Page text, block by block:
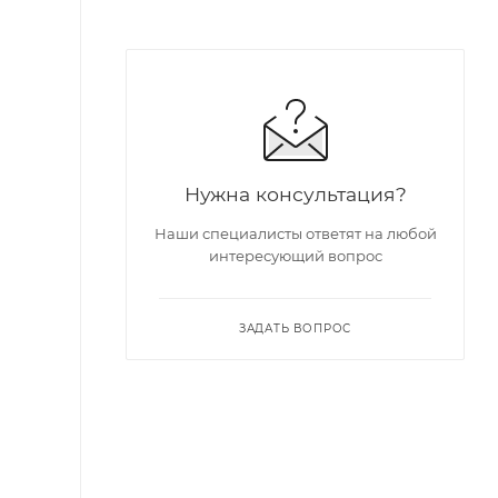
Нужна консультация?
Наши специалисты ответят на любой
интересующий вопрос
ЗАДАТЬ ВОПРОС